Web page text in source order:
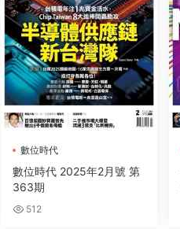
數位時代
數位時代 2025年2月號 第
363期
512